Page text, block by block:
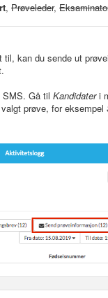
, Prøveleder,
kan du sende ut
SMS. Gå til Kandidateri
prøve, for eksempel